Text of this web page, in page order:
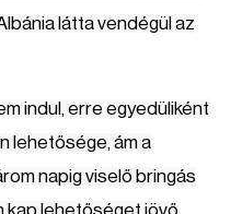
látta vendégül az
indul, erre egyedüliként
lehetősége, ám a
napig viselő bringás
kap lehetőséget jövő